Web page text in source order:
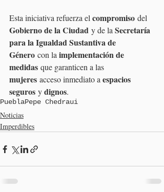
Esta iniciativa refuerza el compromiso del
Gobierno de la Ciudad y de la Secretaría
para la Igualdad Sustantiva de
Género con la implementación de
medidas que garanticen a las
mujeres acceso inmediato a espacios
seguros y dignos.
PueblaPepe Chedraui
Noticias
Imperdibles